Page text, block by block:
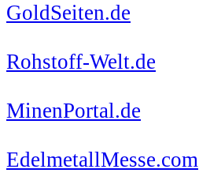
GoldSeiten.de
Rohstoff-Welt.de
MinenPortal.de
EdelmetallMesse.com